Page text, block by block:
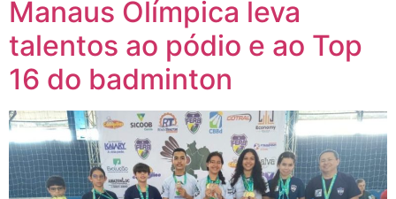
Manaus Olímpica leva
talentos ao pódio e ao Top
16 do badminton